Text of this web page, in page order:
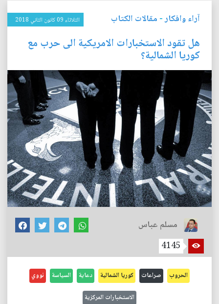
آراء وافكار- مقالات الكتاب الثلاثاء 09 كانون الثاني 2018
هل تقود الاستخبارات الامريكية الى حرب مع
كوريا الشمالية؟
مسلم عباس
4145
الحروب صراعات كوريا الشمالية دعاية السياسة نووي
الاستخبارات المركزية